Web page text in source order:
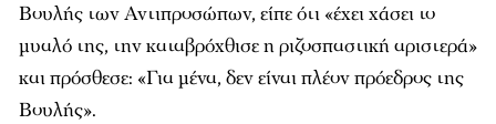
Βουλής των Αντιπροσώπων, είπε ότι «έχει χάσει το
μυαλό της, την καταβρόχθισε η ριζοσπαστική αριστερά»
και πρόσθεσε: «Για μένα, δεν είναι πλέον πρόεδρος της
Βουλής».